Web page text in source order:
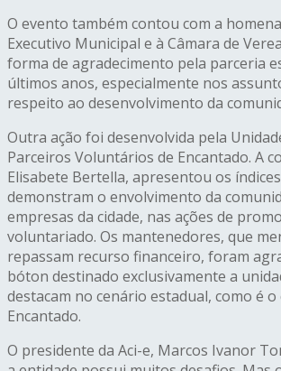
O evento também contou com a
Executivo Municipal e à Câmara de
forma de agradecimento pela parceria
últimos anos, especialmente nos
respeito ao desenvolvimento da
Outra ação foi desenvolvida pela
Parceiros Voluntários de Encantado. A
Elisabete Bertella, apresentou os
demonstram o envolvimento da
empresas da cidade, nas ações de
voluntariado. Os mantenedores, que
repassam recurso financeiro, foram
bóton destinado exclusivamente a
destacam no cenário estadual, como é o
Encantado.
O presidente da Aci-e, Marcos Ivanor